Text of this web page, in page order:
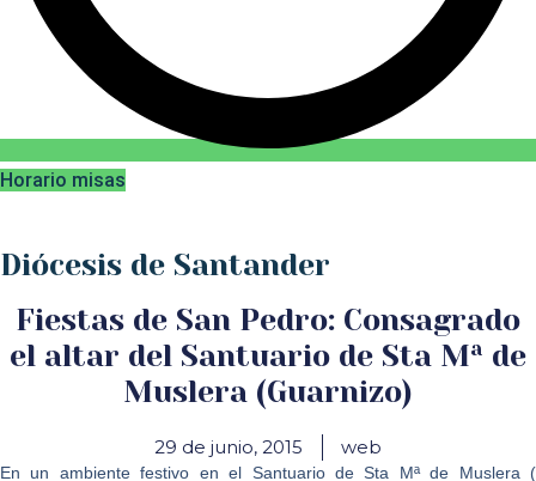
Horario misas
Diócesis de Santander
Fiestas de San Pedro: Consagrado
el altar del Santuario de Sta Mª de
Muslera (Guarnizo)
29 de junio, 2015 web
En un ambiente festivo en el Santuario de Sta Mª de Muslera (